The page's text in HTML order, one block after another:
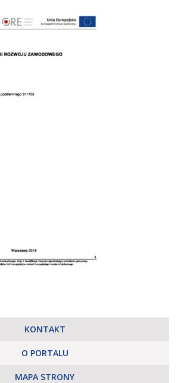
KONTAKT
O PORTALU
MAPA STRONY